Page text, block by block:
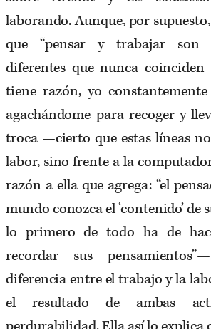
laborando. Aunque, por
que “pensar y trabajar son
diferentes que nunca coinciden
tiene razón, yo
agachándome para recoger y
troca —cierto que estas líneas
labor, sino frente a la
razón a ella que agrega: “el
mundo conozca el ‘contenido’ de
lo primero de todo ha de
recordar sus
diferencia entre el trabajo y la
el resultado de ambas